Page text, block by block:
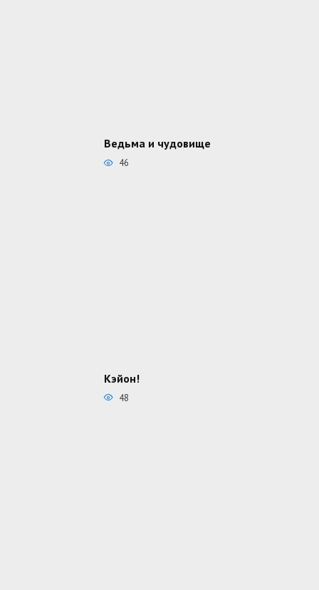
Ведьма и чудовище
46
Кэйон!
48